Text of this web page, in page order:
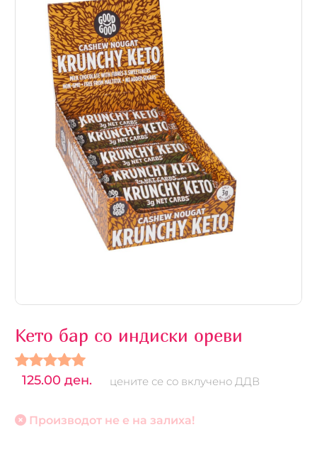
Кето бар со индиски ореви
125.00 ден. цените се со вклучено ДДВ
Производот не е на залиха!